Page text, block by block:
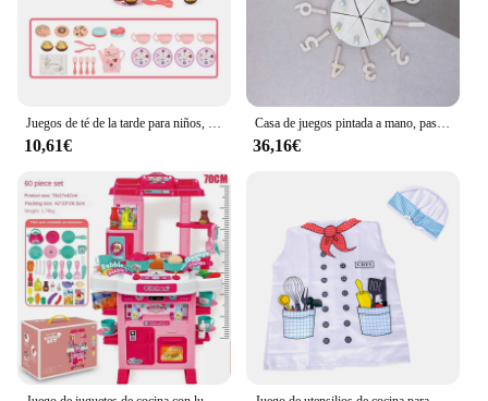
Juegos de té de la tarde para niños, juguetes de juego de simulación, casa de juegos, cocina, comida para niños, fiesta/regalo de Picnic, taza de pastel de simulación, 7 juegos
10,61€
Casa de juegos pintada a mano, pastel Digital de madera de tilo, interacción entre padres e hijos, regalo de cumpleaños para niños y niñas, juguete para pasteles
36,16€